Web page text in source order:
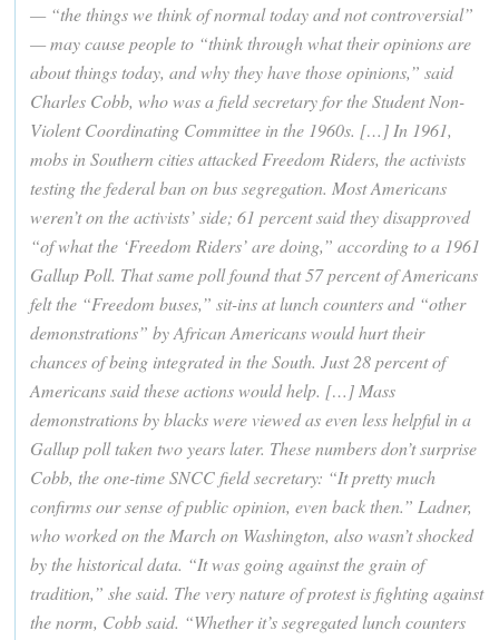
— “the things we think of normal today and not controversial”
— may cause people to “think through what their opinions are
about things today, and why they have those opinions,” said
Charles Cobb, who was a field secretary for the Student Non-
Violent Coordinating Committee in the 1960s. […] In 1961,
mobs in Southern cities attacked Freedom Riders, the activists
testing the federal ban on bus segregation. Most Americans
weren’t on the activists’ side; 61 percent said they disapproved
“of what the ‘Freedom Riders’ are doing,” according to a 1961
Gallup Poll. That same poll found that 57 percent of Americans
felt the “Freedom buses,” sit-ins at lunch counters and “other
demonstrations” by African Americans would hurt their
chances of being integrated in the South. Just 28 percent of
Americans said these actions would help. […] Mass
demonstrations by blacks were viewed as even less helpful in a
Gallup poll taken two years later. These numbers don’t surprise
Cobb, the one-time SNCC field secretary: “It pretty much
confirms our sense of public opinion, even back then.” Ladner,
who worked on the March on Washington, also wasn’t shocked
by the historical data. “It was going against the grain of
tradition,” she said. The very nature of protest is fighting against
the norm, Cobb said. “Whether it’s segregated lunch counters